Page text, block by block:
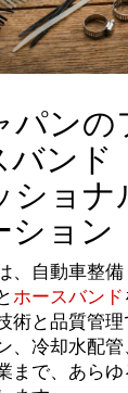
パンの
バンド
ショナ
ション
、自動車整
ホースバンド
術と品質管
、冷却水配
まで、あら